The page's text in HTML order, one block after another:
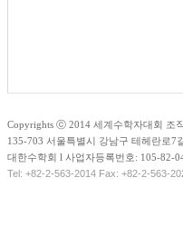
Copyrights ⓒ 2014 세계수학자대회 조
135-703 서울특별시 강남구 테헤란로7
대한수학회 l 사업자등록번호: 105-82-
Tel: +82-2-563-2014 Fax: +82-2-563-